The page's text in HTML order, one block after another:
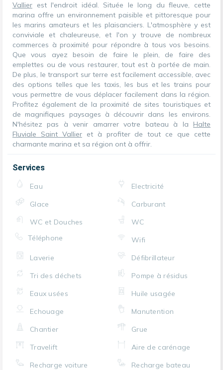
Vallier est l'endroit idéal. Située le long du fleuve, cette
marina offre un environnement paisible et pittoresque pour
les marins amateurs et les plaisanciers. L'atmosphère y est
conviviale et chaleureuse, et l'on y trouve de nombreux
commerces à proximité pour répondre à tous vos besoins.
Que vous ayez besoin de faire le plein, de faire des
emplettes ou de vous restaurer, tout est à portée de main.
De plus, le transport sur terre est facilement accessible, avec
des options telles que les taxis, les bus et les trains pour
vous permettre de vous déplacer facilement dans la région.
Profitez également de la proximité de sites touristiques et
de magnifiques paysages à découvrir dans les environs.
N'hésitez pas à venir amarrer votre bateau à la Halte
Fluviale Saint Vallieret à profiter de tout ce que cette
charmante marina et sa région ont à offrir.
Services
Eau
Electricité
Glace
Carburant
WC et Douches
WC
Téléphone
Wifi
Laverie
Défibrillateur
Tri des déchets
Pompe à résidus
Eaux usées
Huile usagée
Echouage
Manutention
Chantier
Grue
Travelift
Aire de carénage
Recharge voiture
Recharge bateau